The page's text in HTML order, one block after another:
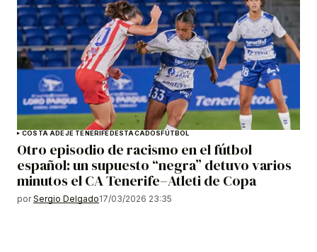
COSTA ADEJE TENERIFEDESTACADOSFÚTBOL
Otro episodio de racismo en el fútbol
español: un supuesto “negra” detuvo varios
minutos el CA Tenerife–Atleti de Copa
por Sergio Delgado17/03/2026 23:35